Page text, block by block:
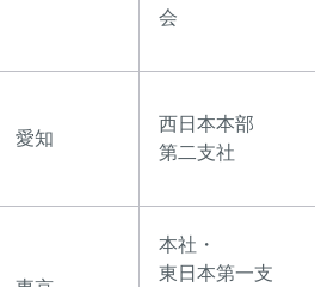
会
愛知
西日本本部
第二支社
本社・
東日本第一支